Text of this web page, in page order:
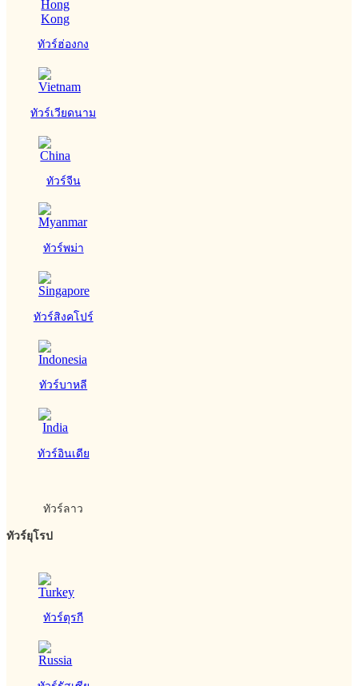
ทัวร์ฮ่องกง
ทัวร์เวียดนาม
ทัวร์จีน
ทัวร์พม่า
ทัวร์สิงคโปร์
ทัวร์บาหลี
ทัวร์อินเดีย
ทัวร์ลาว
ทัวร์ยุโรป
ทัวร์ตุรกี